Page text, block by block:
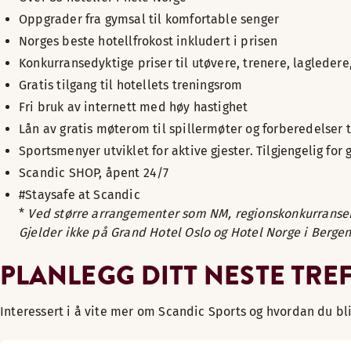
Oppgrader fra gymsal til komfortable senger
Norges beste hotellfrokost inkludert i prisen
Konkurransedyktige priser til utøvere, trenere,
Gratis tilgang til hotellets treningsrom
Fri bruk av internett med høy hastighet
Lån av gratis møterom til spillermøter og
Sportsmenyer utviklet for aktive gjester. Tilgjengelig for
Scandic SHOP, åpent 24/7
#Staysafe at Scandic
* Ved større arrangementer som NM,
Gjelder ikke på Grand Hotel Oslo og Hotel Norge i
PLANLEGG DITT NESTE
Interessert i å vite mer om Scandic Sports og hvordan du